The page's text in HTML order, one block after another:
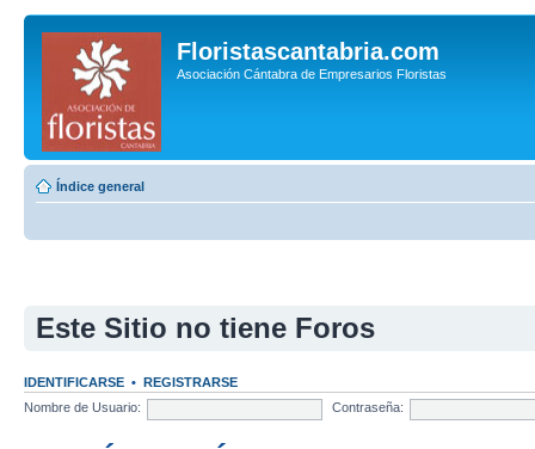
Floristascantabria.com
Asociación Cántabra de Empresarios Floristas
Índice general
Este Sitio no tiene Foros
IDENTIFICARSE • REGISTRARSE
Nombre de Usuario:
Contraseña: